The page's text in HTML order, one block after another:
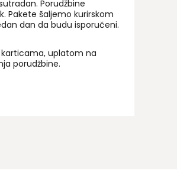
Porudžbine
Pakete šaljemo kurirskom
dan da budu isporučeni.
uplatom na
porudžbine.